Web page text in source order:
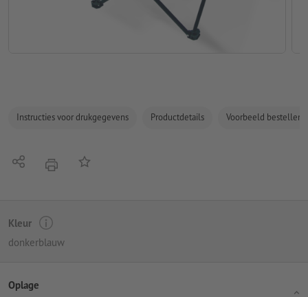
Instructies voor drukgegevens Productdetails Voorbeeld bestellen
Delen afdrukkenOp de lijst
Kleur
donkerblauw
Oplage